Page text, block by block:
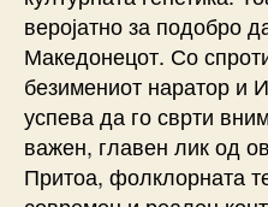
веројатно за подобро
Македонецот. Со
безимениот наратор и
успева да го сврти
важен, главен лик од
Притоа, фолклорната